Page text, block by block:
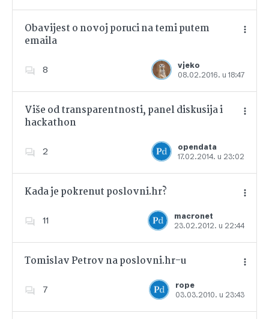
Obavijest o novoj poruci na temi putem
emaila
8
vjeko
08.02.2016. u 18:47
Dodajte u favorite
Više od transparentnosti, panel diskusija i
hackathon
2
opendata
17.02.2014. u 23:02
Dodajte u favorite
Kada je pokrenut poslovni.hr?
11
macronet
23.02.2012. u 22:44
Dodajte u favorite
Tomislav Petrov na poslovni.hr-u
7
rope
03.03.2010. u 23:43
Dodajte u favorite